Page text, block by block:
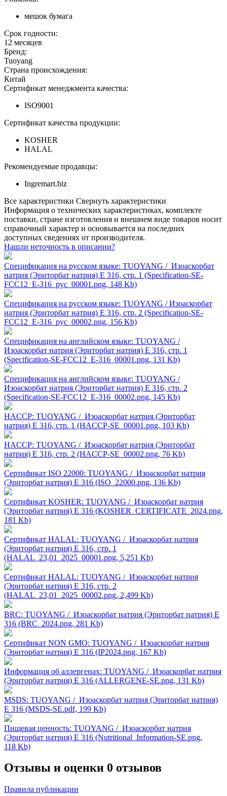
мешок бумага
Срок годности:
12 месяцев
Бренд:
Tuoyang
Страна происхождения:
Китай
Сертификат менеджмента качества:
ISO9001
Сертификат качества продукции:
KOSHER
HALAL
Рекомендуемые продавцы:
Ingremart.biz
Все характеристики Свернуть характеристики
Информация о технических характеристиках, комплекте
поставки, стране изготовления и внешнем виде товаров носит
справочный характер и основывается на последних
доступных сведениях от производителя.
Нашли неточность в описании?
Спецификация на русском языке: TUOYANG / Изоаскорбат
натрия (Эриторбат натрия) Е 316, стр. 1 (Specification-SE-
FCC12_E-316_рус_00001.png, 148 Kb)
Спецификация на русском языке: TUOYANG / Изоаскорбат
натрия (Эриторбат натрия) Е 316, стр. 2 (Specification-SE-
FCC12_E-316_рус_00002.png, 156 Kb)
Спецификация на английском языке: TUOYANG /
Изоаскорбат натрия (Эриторбат натрия) Е 316, стр. 1
(Specification-SE-FCC12_E-316_00001.png, 131 Kb)
Спецификация на английском языке: TUOYANG /
Изоаскорбат натрия (Эриторбат натрия) Е 316, стр. 2
(Specification-SE-FCC12_E-316_00002.png, 145 Kb)
HACCP: TUOYANG / Изоаскорбат натрия (Эриторбат
натрия) Е 316, стр. 1 (HACCP-SE_00001.png, 103 Kb)
HACCP: TUOYANG / Изоаскорбат натрия (Эриторбат
натрия) Е 316, стр. 2 (HACCP-SE_00002.png, 76 Kb)
Сертификат ISO 22000: TUOYANG / Изоаскорбат натрия
(Эриторбат натрия) Е 316 (ISO_22000.png, 136 Kb)
Сертификат KOSHER: TUOYANG / Изоаскорбат натрия
(Эриторбат натрия) Е 316 (KOSHER_CERTIFICATE_2024.png,
181 Kb)
Сертификат HALAL: TUOYANG / Изоаскорбат натрия
(Эриторбат натрия) Е 316, стр. 1
(HALAL_23,01_2025_00001.png, 5,251 Kb)
Сертификат HALAL: TUOYANG / Изоаскорбат натрия
(Эриторбат натрия) Е 316, стр. 2
(HALAL_23,01_2025_00002.png, 2,499 Kb)
BRC: TUOYANG / Изоаскорбат натрия (Эриторбат натрия) Е
316 (BRC_2024.png, 281 Kb)
Сертификат NON GMO: TUOYANG / Изоаскорбат натрия
(Эриторбат натрия) Е 316 (IP2024.png, 167 Kb)
Информация об аллергенах: TUOYANG / Изоаскорбат натрия
(Эриторбат натрия) Е 316 (ALLERGENE-SE.png, 131 Kb)
MSDS: TUOYANG / Изоаскорбат натрия (Эриторбат натрия)
Е 316 (MSDS-SE.pdf, 199 Kb)
Пищевая ценность: TUOYANG / Изоаскорбат натрия
(Эриторбат натрия) Е 316 (Nutritional_Information-SE.png,
118 Kb)
Отзывы и оценки 0 отзывов
Правила публикации